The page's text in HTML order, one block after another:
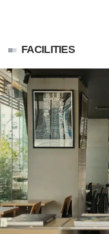
FACILITIES